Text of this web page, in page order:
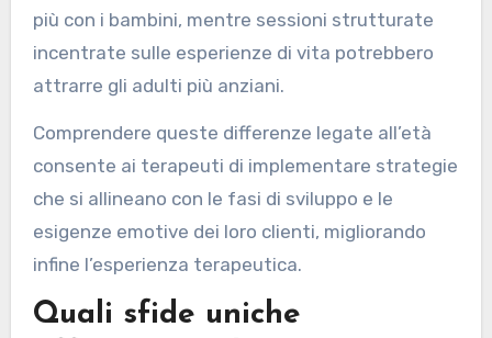
più con i bambini, mentre sessioni strutturate
incentrate sulle esperienze di vita potrebbero
attrarre gli adulti più anziani.
Comprendere queste differenze legate all’età
consente ai terapeuti di implementare strategie
che si allineano con le fasi di sviluppo e le
esigenze emotive dei loro clienti, migliorando
infine l’esperienza terapeutica.
Quali sfide uniche